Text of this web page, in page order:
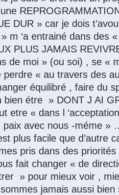
DUR » car je dois
m ‘a entrainé dans des
PLUS JAMAIS
de moi » (ou soi) , se «
« au travers des
équilibré , faire du
bien étre » DONT J AI
etre « dans l
paix avec nous -méme »
plus facile que d’autre
pris dans des
fait changer « de
» pour mieux voir ,
jamais aussi bien